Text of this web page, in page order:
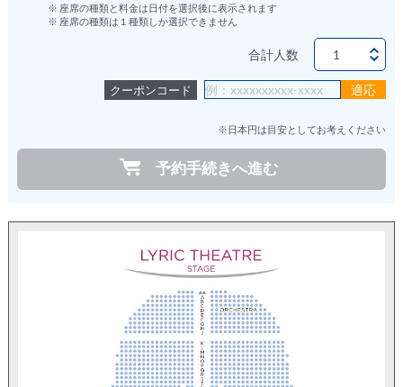
※ 座席の種類と料金は日付を選択後に表示されます
※ 座席の種類は１種類しか選択できません
合計人数
クーポンコード
※日本円は目安としてお考えください
予約手続きへ進む